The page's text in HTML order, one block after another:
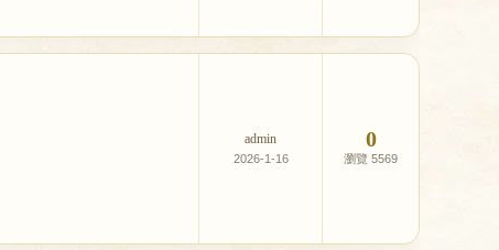
admin
2026-1-16
0
5569